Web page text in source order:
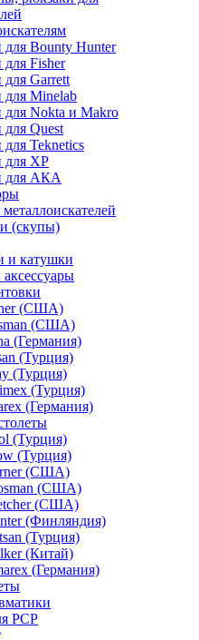
для Bounty Hunter
для Fisher
для Garrett
для Minelab
для Nokta и Makro
для Quest
для Teknetics
для XP
для АКА
(скупы)
и катушки
(США)
(США)
(Германия)
(Турция)
(Турция)
(Турция)
(Германия)
(Турция)
(Турция)
(США)
(США)
(США)
(Финляндия)
(Турция)
(Китай)
(Германия)
PCP